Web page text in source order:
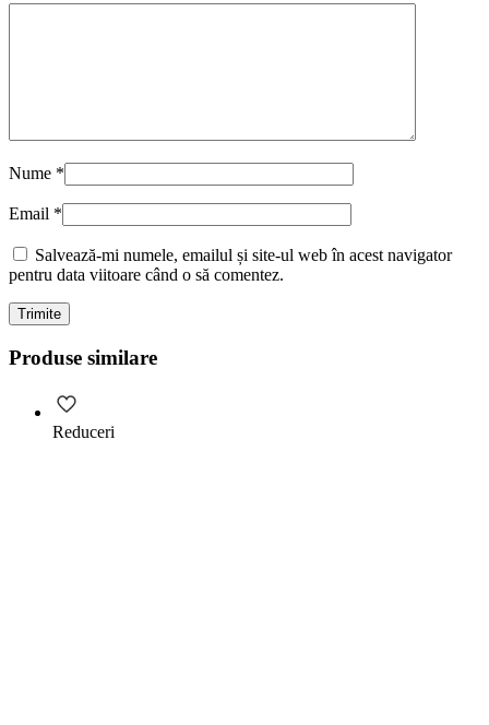
Nume *
Email *
Salvează-mi numele, emailul și site-ul web în acest navigator
pentru data viitoare când o să comentez.
Produse similare
Reduceri